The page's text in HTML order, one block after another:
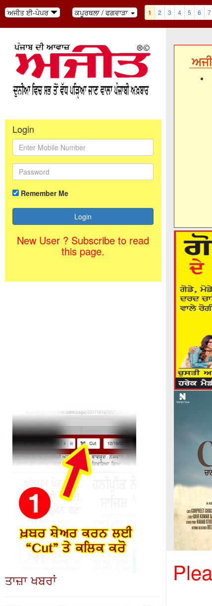
ਅਜੀਤ ਈ-ਪੇਪਰ ਕਪੂਰਥਲਾ / ਫਗਵਾੜਾ 1 2 3 4 5 6 7
Login
Remember Me
New User ? Subscribe to read
this page.
ਤਾਜ਼ਾ ਖਬਰਾਂ